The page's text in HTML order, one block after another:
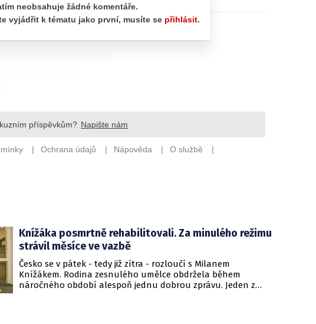
Knížáka posmrtně rehabilitovali. Za minulého režimu
strávil měsíce ve vazbě
Česko se v pátek - tedy již zítra - rozloučí s Milanem
Knížákem. Rodina zesnulého umělce obdržela během
náročného období alespoň jednu dobrou zprávu. Jeden z